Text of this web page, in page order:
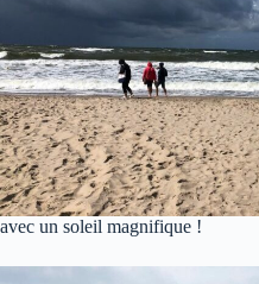
avec un soleil magnifique !